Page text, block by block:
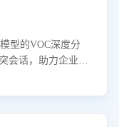
型的VOC深度分
会话，助力企业精
客服应对合理性与